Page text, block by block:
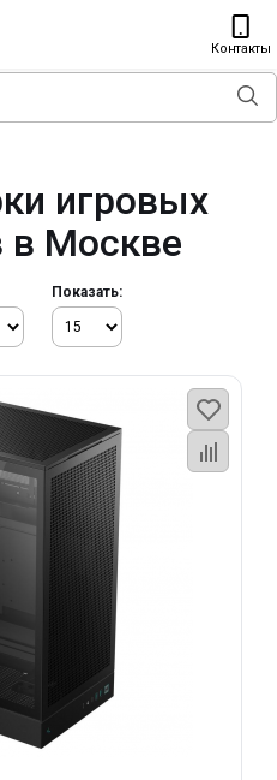
Контакты
игровых
в Москве
Показать: